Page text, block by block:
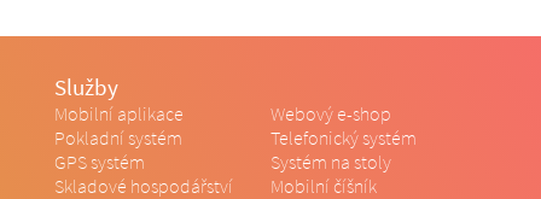
Služby
Mobilní aplikace
Webový e-shop
Pokladní systém
Telefonický systém
GPS systém
Systém na stoly
Skladové hospodářství
Mobilní číšník